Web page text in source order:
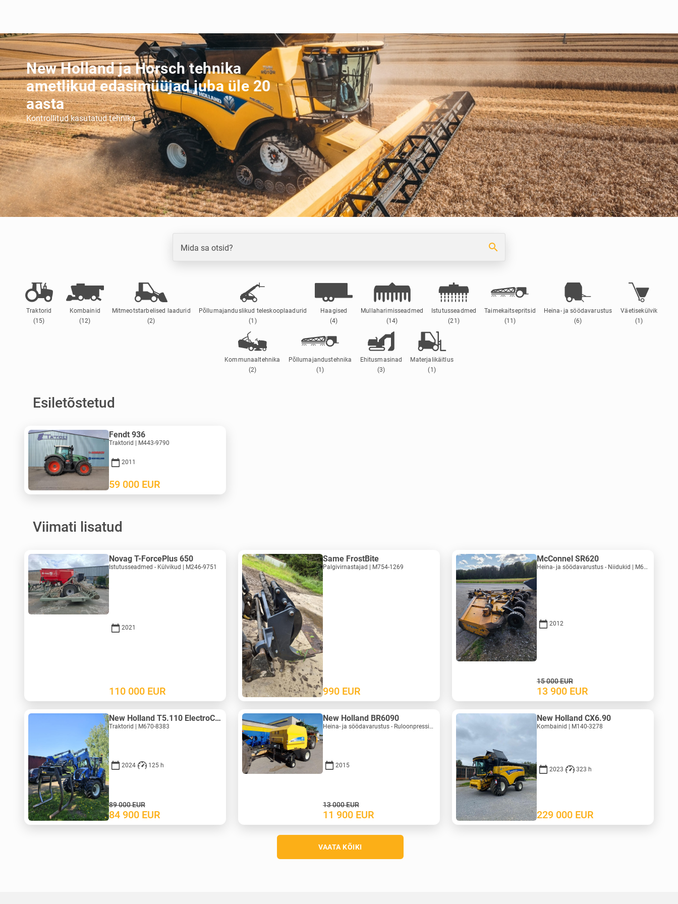
New Holland ja Horsch tehnika
ametlikud edasimüüjad juba üle 20
aasta
Kontrollitud kasutatud tehnika
Mida sa otsid? search
Traktorid
(15)
Kombainid
(12)
Mitmeotstarbelised laadurid
(2)
Põllumajanduslikud teleskooplaadurid
(1)
Haagised
(4)
Mullaharimisseadmed
(14)
Istutusseadmed
(21)
Taimekaitsepritsid
(11)
Heina- ja söödavarustus
(6)
Väetisekülvik
(1)
Kommunaaltehnika
(2)
Põllumajandustehnika
(1)
Ehitusmasinad
(3)
Materjalikäitlus
(1)
Esiletõstetud
Fendt 936
Traktorid | M443-9790
2011
59 000 EUR
Viimati lisatud
Novag T-ForcePlus 650
Istutusseadmed - Külvikud | M246-9751
2021
110 000 EUR
Same FrostBite
Palgivirnastajad | M754-1269
990 EUR
McConnel SR620
Heina- ja söödavarustus - Niidukid | M620-1071
2012
15 000EUR
13 900 EUR
New Holland T5.110 ElectroCommand
Traktorid | M670-8383
2024 125 h
89 000EUR
84 900 EUR
New Holland BR6090
Heina- ja söödavarustus - Ruloonpressid | M388-0128
2015
13 000EUR
11 900 EUR
New Holland CX6.90
Kombainid | M140-3278
2023 323 h
229 000 EUR
VAATA KÕIKI